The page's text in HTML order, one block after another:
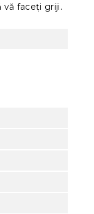
faceți griji.